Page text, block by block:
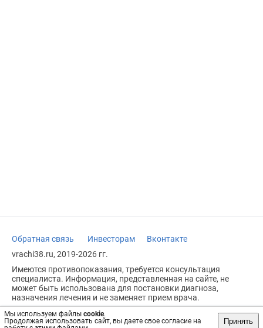
Мы используем файлы cookie.
Продолжая использовать сайт, вы даете свое согласие на
Принять
Обратная связь Инвесторам
Вконтакте
vrachi38.ru, 2019-2026 гг.
Имеются противопоказания, требуется консультация
специалиста. Информация, представленная на сайте, не
может быть использована для постановки диагноза,
назначения лечения и не заменяет прием врача.
Возрастное ограничение: 18+